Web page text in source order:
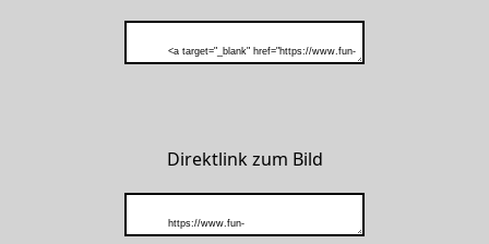
Direktlink zum Bild